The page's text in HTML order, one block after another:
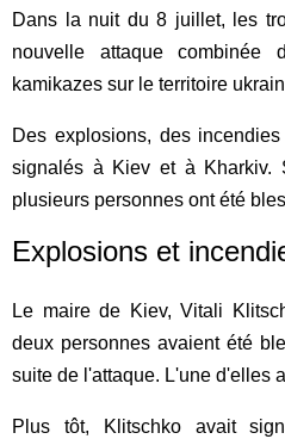
Dans la nuit du 8 juillet, les
nouvelle attaque
kamikazes sur le territoire
Des explosions, des
signalés à Kiev et à Kharkiv.
plusieurs personnes ont été
Explosions et
Le maire de Kiev, Vitali
deux personnes avaient été
suite de l'attaque. L'une d'elles
Plus tôt, Klitschko avait